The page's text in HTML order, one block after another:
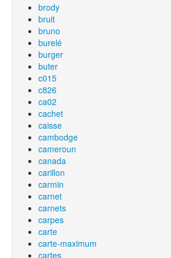
brody
bruit
bruno
burelé
burger
buter
c015
c826
ca02
cachet
caisse
cambodge
cameroun
canada
carillon
carmin
carnet
carnets
carpes
carte
carte-maximum
cartes